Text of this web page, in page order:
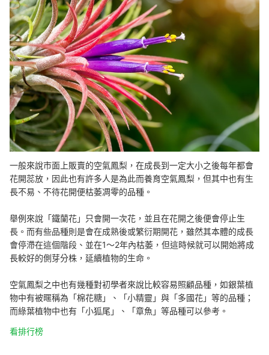
一般來說市面上販賣的空氣鳳梨，在成長到一定大小之後每年都會
花開蕊放，因此也有許多人是為此而養育空氣鳳梨，但其中也有生
長不易、不待花開便枯萎凋零的品種。
舉例來說「鐵蘭花」只會開一次花，並且在花開之後便會停止生
長。而有些品種則是會在成熟後或繁衍期開花，雖然其本體的成長
會停滯在這個階段、並在1～2年內枯萎，但這時候就可以開始將成
長較好的側芽分株，延續植物的生命。
空氣鳳梨之中也有幾種對初學者來說比較容易照顧品種，如銀葉植
物中有被暱稱為「棉花糖」、「小精靈」與「多國花」等的品種；
而綠葉植物中也有「小狐尾」、「章魚」等品種可以參考。
看排行榜